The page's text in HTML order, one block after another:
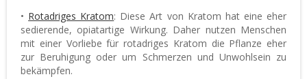
• Rotadriges Kratom: Diese Art von Kratom hat eine eher
sedierende, opiatartige Wirkung. Daher nutzen Menschen
mit einer Vorliebe für rotadriges Kratom die Pflanze eher
zur Beruhigung oder um Schmerzen und Unwohlsein zu
bekämpfen.